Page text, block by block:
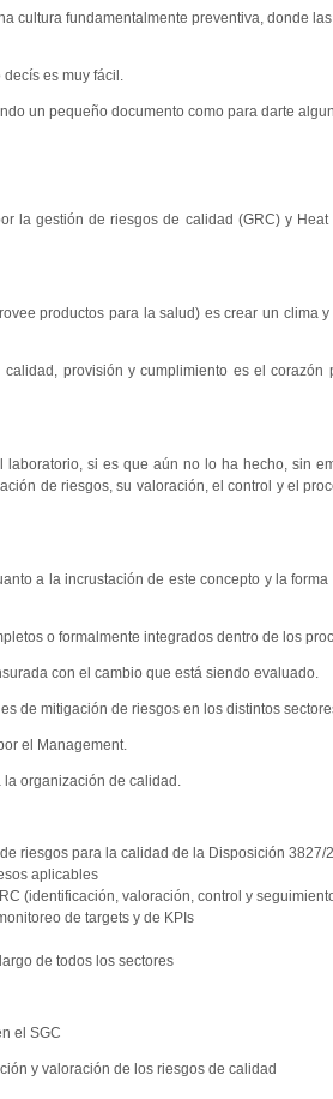
cultura fundamentalmente preventiva, donde
es muy fácil.
un pequeño documento como para darte
la gestión de riesgos de calidad (GRC) y
productos para la salud) es crear un clima
provisión y cumplimiento es el
si es que aún no lo ha hecho, sin
de riesgos, su valoración, el control y el
a la incrustación de este concepto y la
o formalmente integrados dentro de los
con el cambio que está siendo evaluado.
de mitigación de riesgos en los distintos
el Management.
la organización de calidad.
riesgos para la calidad de la Disposición 3827/
aplicables
(identificación, valoración, control y
de targets y de KPIs
de todos los sectores
el SGC
y valoración de los riesgos de calidad